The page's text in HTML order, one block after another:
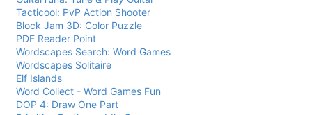
Tacticool: PvP Action Shooter
Block Jam 3D: Color Puzzle
PDF Reader Point
Wordscapes Search: Word Games
Wordscapes Solitaire
Elf Islands
Word Collect - Word Games Fun
DOP 4: Draw One Part